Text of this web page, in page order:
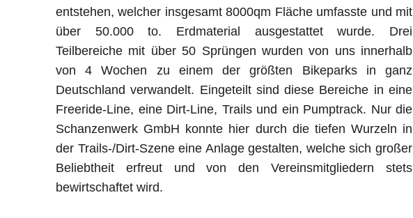
entstehen, welcher insgesamt 8000qm Fläche umfasste und mit
über 50.000 to. Erdmaterial ausgestattet wurde. Drei
Teilbereiche mit über 50 Sprüngen wurden von uns innerhalb
von 4 Wochen zu einem der größten Bikeparks in ganz
Deutschland verwandelt. Eingeteilt sind diese Bereiche in eine
Freeride-Line, eine Dirt-Line, Trails und ein Pumptrack. Nur die
Schanzenwerk GmbH konnte hier durch die tiefen Wurzeln in
der Trails-/Dirt-Szene eine Anlage gestalten, welche sich großer
Beliebtheit erfreut und von den Vereinsmitgliedern stets
bewirtschaftet wird.